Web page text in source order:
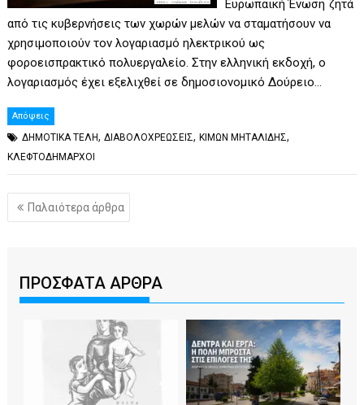
Ευρωπαϊκή Ένωση ζητά
από τις κυβερνήσεις των χωρών μελών να σταματήσουν να
χρησιμοποιούν τον λογαριασμό ηλεκτρικού ως
φοροεισπρακτικό πολυεργαλείο. Στην ελληνική εκδοχή, ο
λογαριασμός έχει εξελιχθεί σε δημοσιονομικό Δούρειο…
Απόψεις
ΔΗΜΟΤΙΚΑ ΤΕΛΗ,ΔΙΑΒΟΛΟΧΡΕΩΣΕΙΣ,ΚΙΜΩΝ ΜΗΤΑΛΙΔΗΣ,
ΚΛΕΦΤΟΔΗΜΑΡΧΟΙ
Πλοήγηση
άρθρων
Παλαιότερα άρθρα
ΠΡΟΣΦΑΤΑ ΑΡΘΡΑ